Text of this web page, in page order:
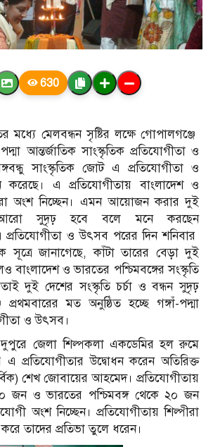
630
মধ্যে মেলবন্ধন সৃষ্টির লক্ষে গোপালগঞ্জে
আন্তর্জাতিক সাংস্কৃতিক প্রতিযোগীতা ও
সাংস্কৃতিক জোট এ প্রতিযোগীতা ও
এ প্রতিযোগীতায় বাংলাদেশ ও
অংশ নিচ্ছেন। এমন আয়োজন করার দুই
আরো সুদৃঢ় হবে বলে মনে করছেন
এ প্রতিযোগীতা ও উৎসব পরের দিন শনিবার
জানাগেছে, কাঁটা তারের বেড়া দুই
বাংলাদেশ ও ভারতের পশ্চিমবঙ্গের সংস্কৃতি
দুই দেশের সংস্কৃতি চর্চা ও বন্ধন সুদৃঢ়
মত অনুষ্ঠিত হচ্ছে গঙ্গাঁ-পদ্মা
ও উৎসব।
দুপুরে জেলা শিল্পকলা একডেমির হল রুমে
এ প্রতিযোগীতার উদ্বোধন করেন অতিরিক্ত
শেখ জোবায়ের আহমেদ। প্রতিযোগীতায়
জন ও ভারতের পশ্চিমবঙ্গ থেকে ২০ জন
অংশ নিচ্ছেন। প্রতিযোগীতায় শিল্পীরা
তাদের প্রতিভা তুলে ধরেন।